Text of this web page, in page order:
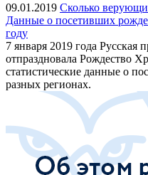
09.01.2019 Сколько
Данные о посетивших
году
7 января 2019 года Русская
отпраздновала Рождество
статистические данные о
разных регионах.